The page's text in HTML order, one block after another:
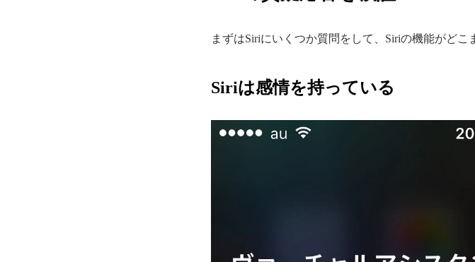
まずはSiriにいくつか質問をして、Siriの機能がどこ
Siriは感情を持っている